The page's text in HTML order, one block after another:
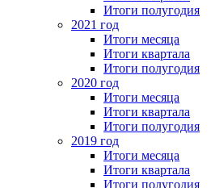
Итоги полугодия
2021 год
Итоги месяца
Итоги квартала
Итоги полугодия
2020 год
Итоги месяца
Итоги квартала
Итоги полугодия
2019 год
Итоги месяца
Итоги квартала
Итоги полугодия